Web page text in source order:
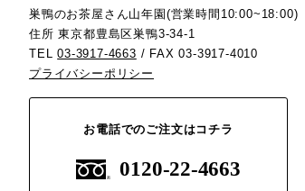
巣鴨のお茶屋さん山年園(営業時間10:00~18:00)
住所 東京都豊島区巣鴨3-34-1
TEL03-3917-4663 / FAX 03-3917-4010
プライバシーポリシー
お電話でのご注文はコチラ
0120-22-4663